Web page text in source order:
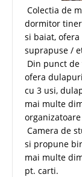
Colectia de
dormitor
si baiat,
suprapuse /
Din punct
ofera
cu 3 usi,
mai multe
Camera de
si propune
mai multe
pt. carti.